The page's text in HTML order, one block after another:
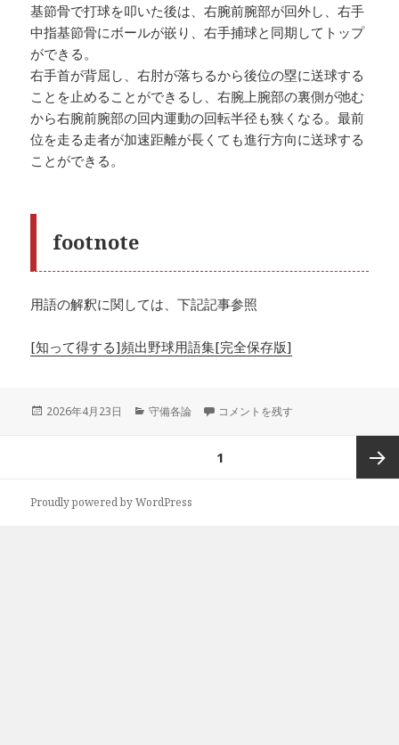
基節骨で打球を叩いた後は、右腕前腕部が回外し、右手
中指基節骨にボールが嵌り、右手捕球と同期してトップ
ができる。
右手首が背屈し、右肘が落ちるから後位の塁に送球する
ことを止めることができるし、右腕上腕部の裏側が弛む
から右腕前腕部の回内運動の回転半径も狭くなる。最前
位を走る走者が加速距離が長くても進行方向に送球する
ことができる。
footnote
用語の解釈に関しては、下記記事参照
[知って得する]頻出野球用語集[完全保存版]
投
2026年4月23日
カ
守備各論 清宮幸太郎の守備動作に生じた誤差
コメントを残す
1
Proudly powered by WordPress